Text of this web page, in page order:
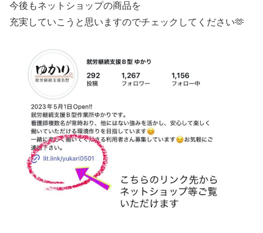
今後もネットショップの商品を
充実していこうと思いますのでチェックしてください🫶